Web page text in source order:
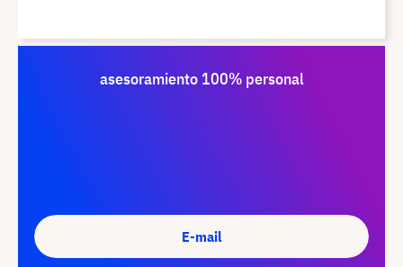
asesoramiento 100% personal
E-mail